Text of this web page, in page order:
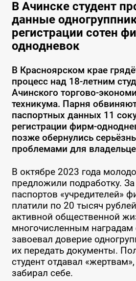
В Ачинске студент
данные
регистрации сотен
однодневок
В Красноярском крае
процесс над 18-летним
Ачинского торгово-
техникума. Парня
паспортных данных 11
регистрации фирм-
позже обернулись
проблемами для
В октябре 2023 года
предложили подработку.
паспортов «учредителей»
платили по 20 тысяч
активной общественной
многочисленным наградам
завоевал доверие
их передать документы.
студент отдавал
забирал себе.